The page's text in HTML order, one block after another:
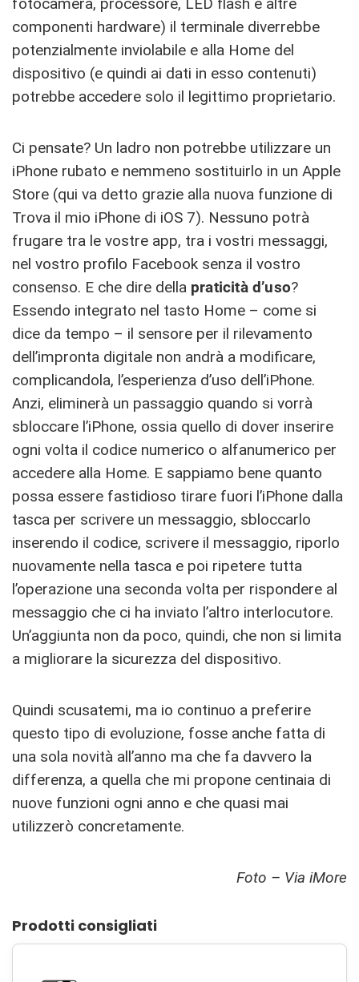
componenti hardware) il terminale diverrebbe
potenzialmente inviolabile e alla Home del
dispositivo (e quindi ai dati in esso contenuti)
potrebbe accedere solo il legittimo proprietario.
Ci pensate? Un ladro non potrebbe utilizzare un
iPhone rubato e nemmeno sostituirlo in un Apple
Store (qui va detto grazie alla nuova funzione di
Trova il mio iPhone di iOS 7). Nessuno potrà
frugare tra le vostre app, tra i vostri messaggi,
nel vostro profilo Facebook senza il vostro
consenso. E che dire della praticità d’uso?
Essendo integrato nel tasto Home – come si
dice da tempo – il sensore per il rilevamento
dell’impronta digitale non andrà a modificare,
complicandola, l’esperienza d’uso dell’iPhone.
Anzi, eliminerà un passaggio quando si vorrà
sbloccare l’iPhone, ossia quello di dover inserire
ogni volta il codice numerico o alfanumerico per
accedere alla Home. E sappiamo bene quanto
possa essere fastidioso tirare fuori l’iPhone dalla
tasca per scrivere un messaggio, sbloccarlo
inserendo il codice, scrivere il messaggio, riporlo
nuovamente nella tasca e poi ripetere tutta
l’operazione una seconda volta per rispondere al
messaggio che ci ha inviato l’altro interlocutore.
Un’aggiunta non da poco, quindi, che non si limita
a migliorare la sicurezza del dispositivo.
Quindi scusatemi, ma io continuo a preferire
questo tipo di evoluzione, fosse anche fatta di
una sola novità all’anno ma che fa davvero la
differenza, a quella che mi propone centinaia di
nuove funzioni ogni anno e che quasi mai
utilizzerò concretamente.
Foto – Via iMore
Prodotti consigliati